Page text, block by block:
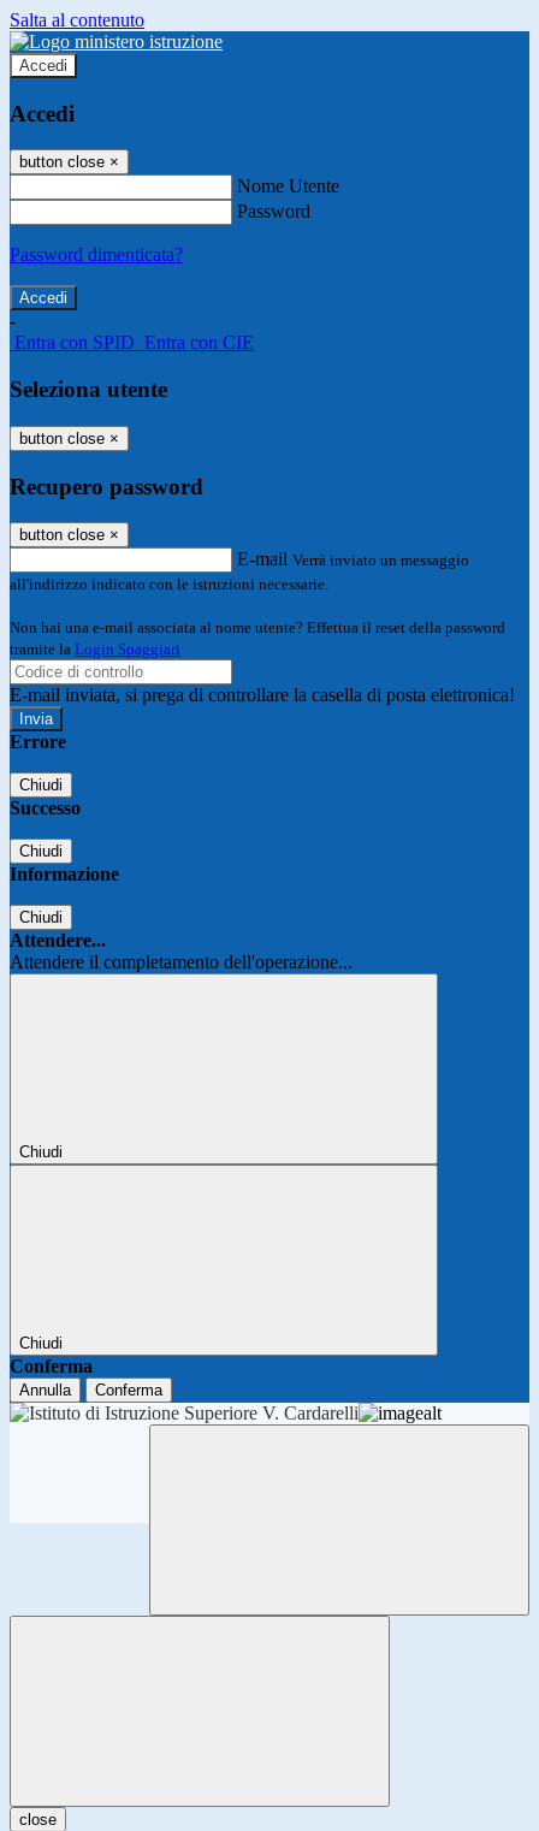
Salta al contenuto
Accedi
Accedi
button close ×
Nome Utente
Password
Password dimenticata?
-
Entra con SPID Entra con CIE
Seleziona utente
button close ×
Recupero password
button close ×
E-mail Verrà inviato un messaggio
all'indirizzo indicato con le istruzioni necessarie.
Non hai una e-mail associata al nome utente? Effettua il reset della password
tramite la Login Spaggiari
E-mail inviata, si prega di controllare la casella di posta elettronica!
Errore
Chiudi
Successo
Chiudi
Informazione
Chiudi
Attendere...
Attendere il completamento dell'operazione...
Chiudi
Chiudi
Conferma
Annulla Conferma
close